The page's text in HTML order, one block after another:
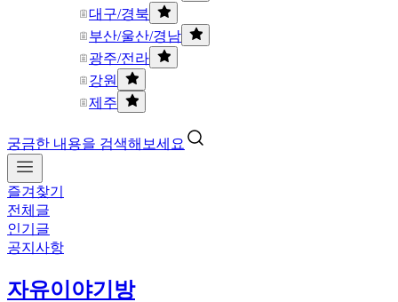
대구/경북
부산/울산/경남
광주/전라
강원
제주
궁금한 내용을 검색해보세요
즐겨찾기
전체글
인기글
공지사항
자유이야기방